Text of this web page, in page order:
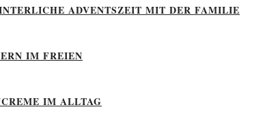
ADVENTSZEIT MIT DER FAMILIE
IM FREIEN
IM ALLTAG